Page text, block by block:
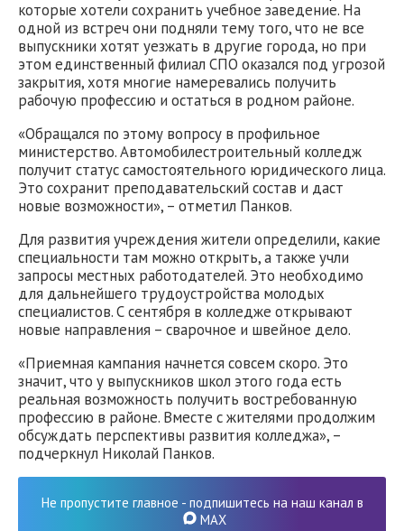
которые хотели сохранить учебное заведение. На
одной из встреч они подняли тему того, что не все
выпускники хотят уезжать в другие города, но при
этом единственный филиал СПО оказался под угрозой
закрытия, хотя многие намеревались получить
рабочую профессию и остаться в родном районе.
«Обращался по этому вопросу в профильное
министерство. Автомобилестроительный колледж
получит статус самостоятельного юридического лица.
Это сохранит преподавательский состав и даст
новые возможности», – отметил Панков.
Для развития учреждения жители определили, какие
специальности там можно открыть, а также учли
запросы местных работодателей. Это необходимо
для дальнейшего трудоустройства молодых
специалистов. С сентября в колледже открывают
новые направления – сварочное и швейное дело.
«Приемная кампания начнется совсем скоро. Это
значит, что у выпускников школ этого года есть
реальная возможность получить востребованную
профессию в районе. Вместе с жителями продолжим
обсуждать перспективы развития колледжа», –
подчеркнул Николай Панков.
Не пропустите главное - подпишитесь на наш канал в
MAX